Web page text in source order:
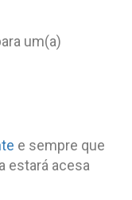
um(a)
e sempre que
estará acesa